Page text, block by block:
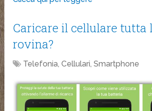
Caricare il cellulare tutta
rovina?
Telefonia, Cellulari, Smartphone